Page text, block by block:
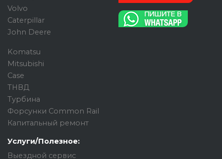
Volvo
Caterpillar
John Deere
Komatsu
Mitsubishi
Case
ТНВД
Турбина
Форсунки Common Rail
Капитальный ремонт
Услуги/Полезное:
Выездной сервис